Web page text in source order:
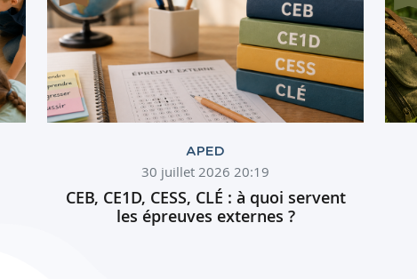
APED
30 juillet 2026 20:19
CEB, CE1D, CESS, CLÉ : à quoi servent
les épreuves externes ?